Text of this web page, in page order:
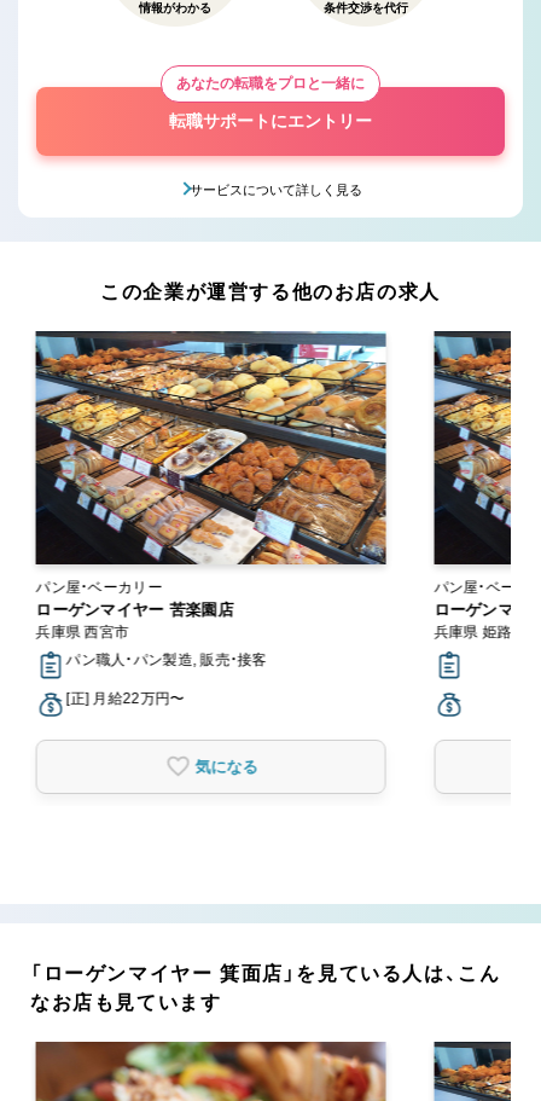
情報がわかる
条件交渉を代行
あなたの転職をプロと一緒に
転職サポートにエントリー
サービスについて詳しく見る
この企業が運営する他のお店の求人
パン屋・ベーカリー
ローゲンマイヤー 苦楽園店
兵庫県 西宮市
パン職人・パン製造, 販売・接客
[正] 月給22万円〜
気になる
パン屋・ベーカ
ローゲンマイ
兵庫県 姫路市
「ローゲンマイヤー 箕面店」を見ている人は、こん
なお店も見ています